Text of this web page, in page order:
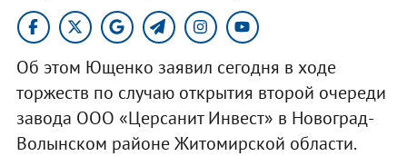
Об этом Ющенко заявил сегодня в ходе
торжеств по случаю открытия второй очереди
завода ООО «Церсанит Инвест» в Новоград-
Волынском районе Житомирской области.